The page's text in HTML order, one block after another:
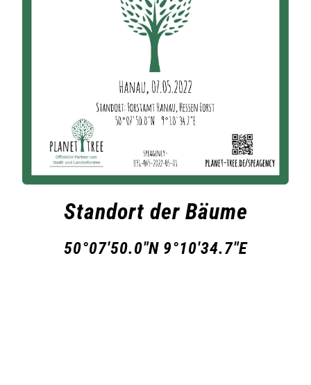
Standort der Bäume
50°07'50.0"N 9°10'34.7"E